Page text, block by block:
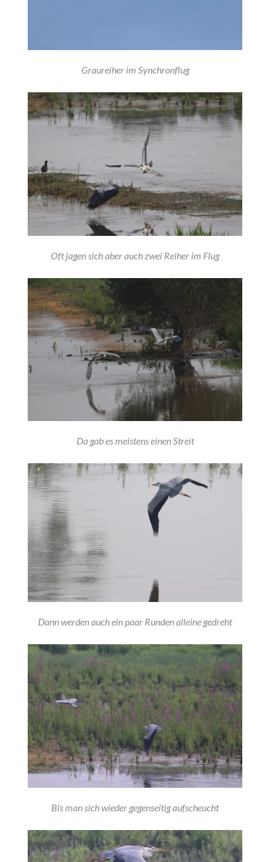
Graureiher im Synchronflug
Oft jagen sich aber auch zwei Reiher im Flug
Da gab es meistens einen Streit
Dann werden auch ein paar Runden alleine gedreht
Bis man sich wieder gegenseitig aufscheucht